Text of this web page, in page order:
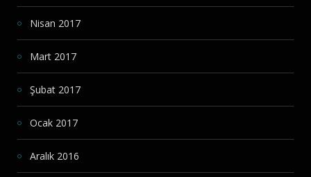
Nisan 2017
Mart 2017
Şubat 2017
Ocak 2017
Aralık 2016